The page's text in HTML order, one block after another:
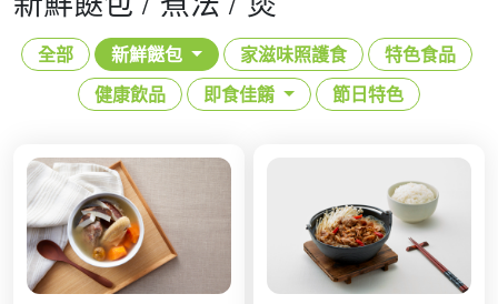
全部 新鮮餸包 家滋味照護食
特色食品
健康飲品
即食佳餚 節日特色